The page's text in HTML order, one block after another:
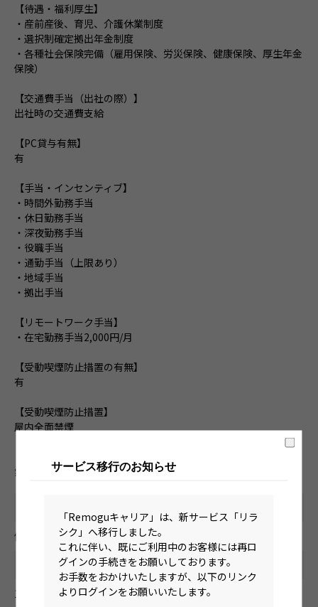
サービス移行のお知らせ
「Remoguキャリア」は、新サービス「リラ
シク」へ移行しました。
これに伴い、既にご利用中のお客様には再ロ
グインの手続きをお願いしております。
お手数をおかけいたしますが、以下のリンク
よりログインをお願いいたします。
【待遇・福利厚生】
・産前産後、育児、介護休業制度
・選択制確定拠出年金制度
・各種社会保険完備（雇用保険、労災保険、健康保険、厚生年金
保険）
【交通費手当（出社の際）】
出社時の交通費支給
【PC貸与有無】
有
【手当・インセンティブ】
・時間外勤務手当
・休日勤務手当
・深夜勤務手当
・役職手当
・通勤手当（上限あり）
・地域手当
・拠出手当
【リモートワーク手当】
・在宅勤務手当2,000円/月
【受動喫煙防止措置の有無】
有
【受動喫煙防止措置】
屋内全面禁煙
無し
健康保険、厚生年金保険、雇用保険、労災保険、介護保険
選考プロセス
1次面接 → Web適性（ご自宅）→ 最終面接 → 内定